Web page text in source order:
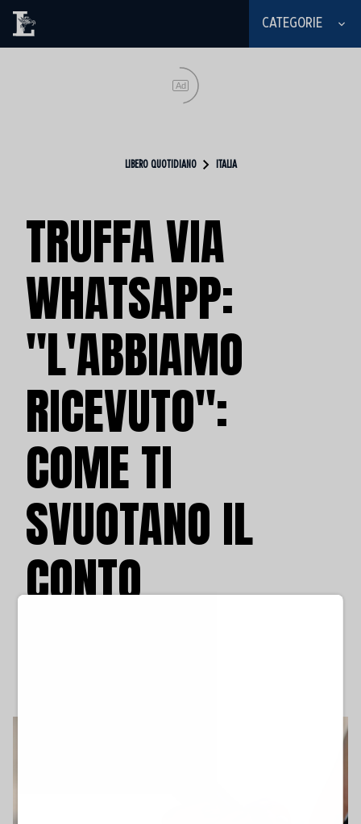
CATEGORIE
Ad
LIBERO QUOTIDIANO ITALIA
TRUFFA VIA
WHATSAPP:
"L'ABBIAMO
RICEVUTO":
COME TI
SVUOTANO IL
CONTO